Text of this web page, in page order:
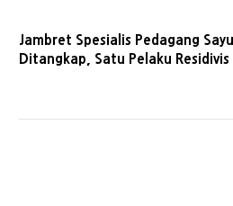
Jambret Spesialis Pedagang
Ditangkap, Satu Pelaku Residivis